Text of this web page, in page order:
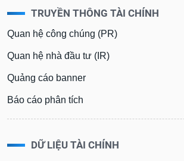
TRUYỀN THÔNG TÀI CHÍNH
Quan hệ công chúng (PR)
Quan hệ nhà đầu tư (IR)
Quảng cáo banner
Báo cáo phân tích
DỮ LIỆU TÀI CHÍNH